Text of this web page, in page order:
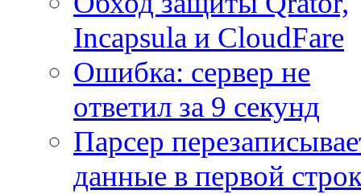
Incapsula и CloudFare
Ошибка: сервер не
ответил за 9 секунд
Парсер
данные в первой